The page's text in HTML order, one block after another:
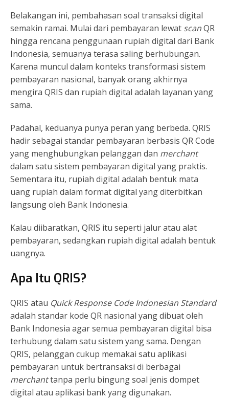
Belakangan ini, pembahasan soal transaksi digital
semakin ramai. Mulai dari pembayaran lewat scanQR
hingga rencana penggunaan rupiah digital dari Bank
Indonesia, semuanya terasa saling berhubungan.
Karena muncul dalam konteks transformasi sistem
pembayaran nasional, banyak orang akhirnya
mengira QRIS dan rupiah digital adalah layanan yang
sama.
Padahal, keduanya punya peran yang berbeda. QRIS
hadir sebagai standar pembayaran berbasis QR Code
yang menghubungkan pelanggan dan merchant
dalam satu sistem pembayaran digital yang praktis.
Sementara itu, rupiah digital adalah bentuk mata
uang rupiah dalam format digital yang diterbitkan
langsung oleh Bank Indonesia.
Kalau diibaratkan, QRIS itu seperti jalur atau alat
pembayaran, sedangkan rupiah digital adalah bentuk
uangnya.
Apa Itu QRIS?
QRIS atau Quick Response Code Indonesian Standard
adalah standar kode QR nasional yang dibuat oleh
Bank Indonesia agar semua pembayaran digital bisa
terhubung dalam satu sistem yang sama. Dengan
QRIS, pelanggan cukup memakai satu aplikasi
pembayaran untuk bertransaksi di berbagai
merchanttanpa perlu bingung soal jenis dompet
digital atau aplikasi bank yang digunakan.